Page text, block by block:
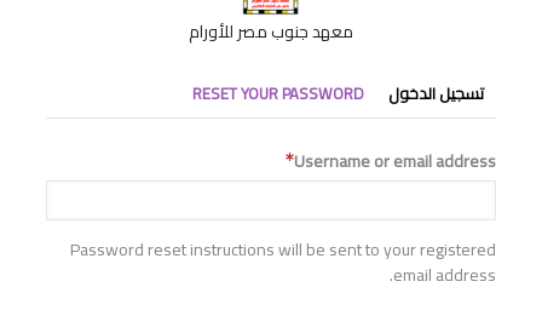
معهد جنوب مصر للأورام
التبويبات
الأساسية
تسجيل الدخول RESET YOUR PASSWORD
Username or email address
Password reset instructions will be sent to your registered
email address.